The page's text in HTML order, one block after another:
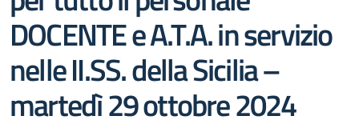
DOCENTE e A.T.A. in servizio
nelle II.SS. della Sicilia –
martedì 29 ottobre 2024